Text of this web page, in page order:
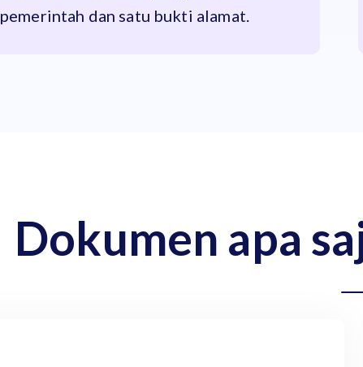
pemerintah dan satu bukti alamat.
Dokumen apa